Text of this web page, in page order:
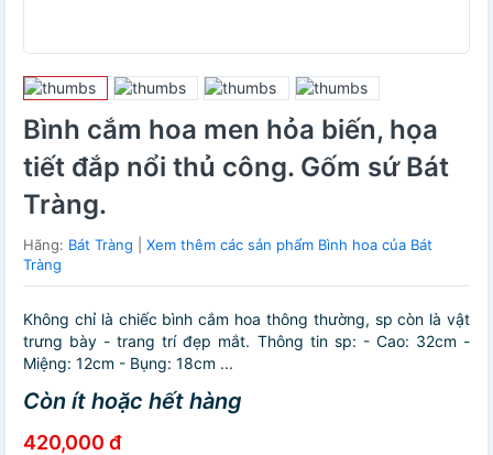
Bình cắm hoa men hỏa biến, họa
tiết đắp nổi thủ công. Gốm sứ Bát
Tràng.
Hãng: Bát Tràng
Xem thêm các sản phẩm Bình hoa của Bát
Tràng
Không chỉ là chiếc bình cắm hoa thông thường, sp còn là vật
trưng bày - trang trí đẹp mắt. Thông tin sp: - Cao: 32cm -
Miệng: 12cm - Bụng: 18cm ...
Còn ít hoặc hết hàng
420,000 đ